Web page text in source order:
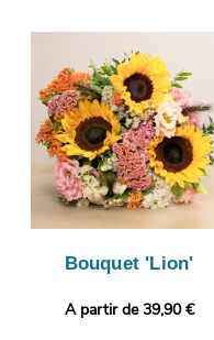
Bouquet 'Lion'
A partir de 39,90 €